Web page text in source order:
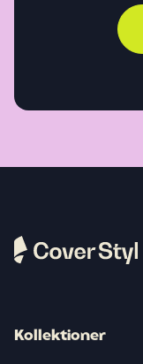
Kollektioner